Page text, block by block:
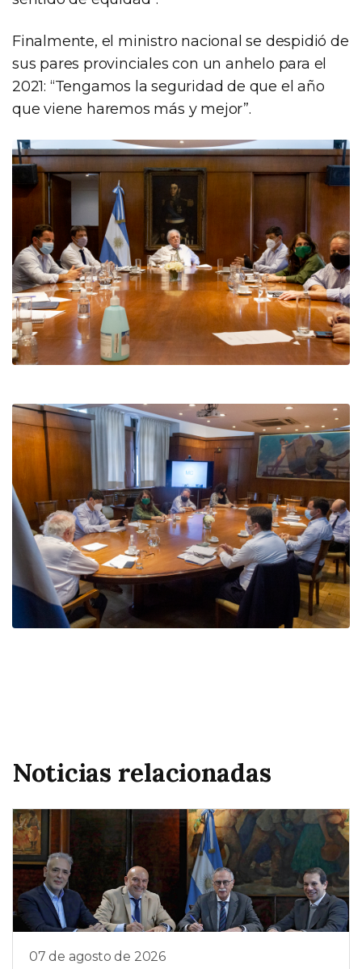
Finalmente, el ministro nacional se despidió de
sus pares provinciales con un anhelo para el
2021: “Tengamos la seguridad de que el año
que viene haremos más y mejor”.
Noticias relacionadas
07 de agosto de 2026